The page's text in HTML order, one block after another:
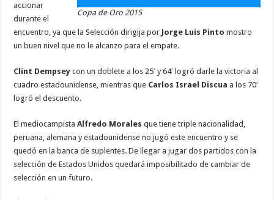
Copa de Oro 2015
accionar
durante el
encuentro, ya que la Selección dirigija por Jorge Luis Pinto mostro
un buen nivel que no le alcanzo para el empate.
Clint Dempsey con un doblete a los 25′ y 64′ logró darle la victoria al
cuadro estadounidense, mientras que Carlos Israel Discua a los 70′
logró el descuento.
El mediocampistaAlfredo Morales que tiene triple nacionalidad,
peruana, alemana y estadounidense no jugó este encuentro y se
quedó en la banca de suplentes. De llegar a jugar dos partidos con la
selección de Estados Unidos quedará imposibilitado de cambiar de
selección en un futuro.